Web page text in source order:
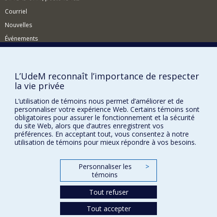
Courriel
Nouvelles
Événements
BESOIN D'AIDE?
Plan du site
Signaler une erreur
Accessibilité
FACULTÉ DES ARTS ET DES SCIENCES
Nos centres d'études
L’UdeM reconnaît l’importance de respecter
la vie privée
L’utilisation de témoins nous permet d’améliorer et de
personnaliser votre expérience Web. Certains témoins sont
obligatoires pour assurer le fonctionnement et la sécurité
du site Web, alors que d’autres enregistrent vos
préférences. En acceptant tout, vous consentez à notre
utilisation de témoins pour mieux répondre à vos besoins.
Personnaliser les
témoins
>
Tout refuser
Tout accepter